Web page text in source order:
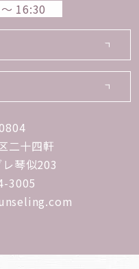
16:30
二十四軒
琴似203
3005